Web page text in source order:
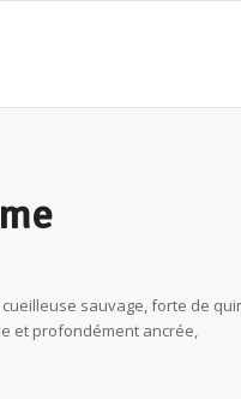
sauvage, forte de
et profondément ancrée,